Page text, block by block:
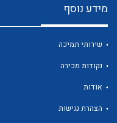
מידע נוסף
שירותי תמיכה
נקודות מכירה
אודות
הצהרת נגישות